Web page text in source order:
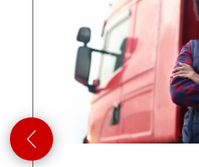
Como
abrir uma
conta
bancária
com
CNPJ?